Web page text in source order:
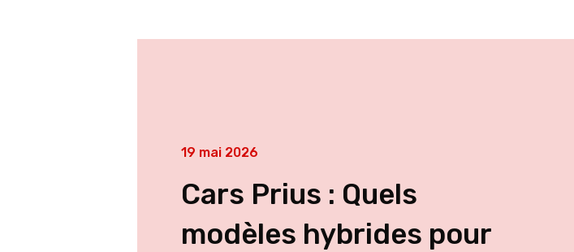
19 mai 2026
Cars Prius : Quels
modèles hybrides pour